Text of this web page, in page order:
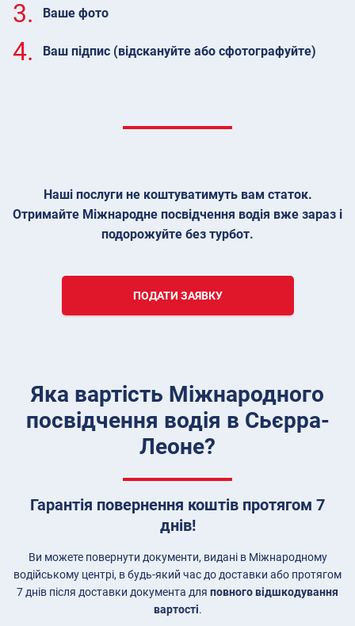
3. Ваше фото
4. Ваш підпис (відскануйте або сфотографуйте)
Наші послуги не коштуватимуть вам статок.
Отримайте Міжнародне посвідчення водія вже зараз і
подорожуйте без турбот.
ПОДАТИ ЗАЯВКУ
Яка вартість Міжнародного
посвідчення водія в Сьєрра-
Леоне?
Гарантія повернення коштів протягом 7
днів!
Ви можете повернути документи, видані в Міжнародному
водійському центрі, в будь-який час до доставки або протягом
7 днів після доставки документа для повного відшкодування
вартості.